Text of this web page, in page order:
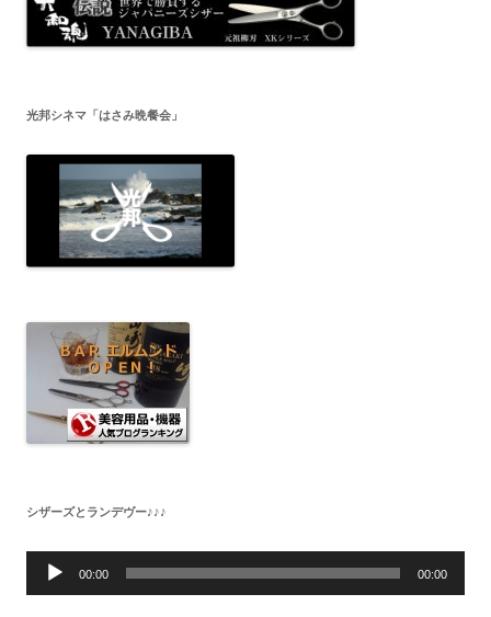
光邦シネマ「はさみ晩餐会」
シザーズとランデヴー♪♪♪
音
00:00 00:00